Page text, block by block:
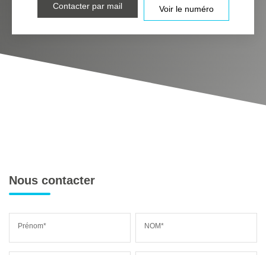
Contacter par mail Voir le numéro
Nous contacter
Prénom* NOM*